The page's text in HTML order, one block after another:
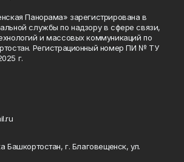
Панорама» зарегистрирована в
службы по надзору в сфере связи,
и массовых коммуникаций по
Регистрационный номер ПИ № ТУ
г.
Башкортостан, г. Благовещенск, ул.